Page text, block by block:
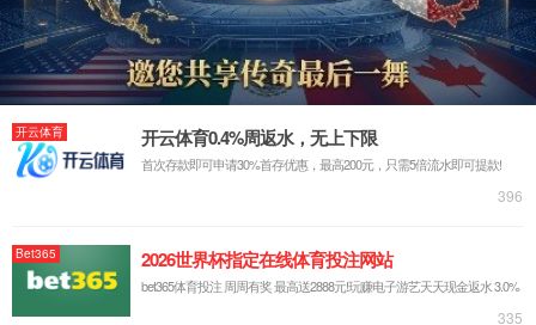
扫描电镜 合金分析仪